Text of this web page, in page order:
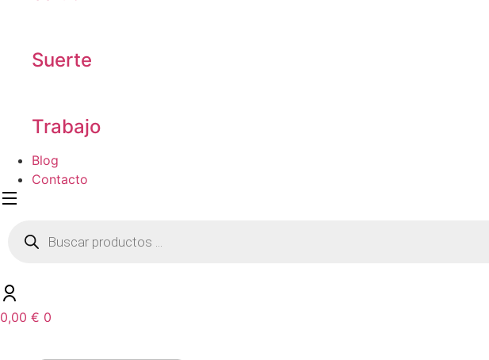
Suerte
Trabajo
Blog
Contacto
productos
0,00 € 0